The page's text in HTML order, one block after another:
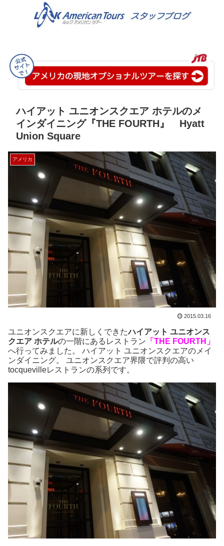
ハイアット ユニオンスクエア ホテルのメ
インダイニング『THE FOURTH』 Hyatt
Union Square
アメリカ
2015.03.16
ユニオンスクエアに新しくできたハイアット ユニオンス
クエア ホテルの一階にあるレストラン 「THE FOURTH」
へ行ってみました。 ハイアット ユニオンスクエアのメイ
ンダイニング。 ユニオンスクエア界隈で評判の高い
tocquevilleレストランの系列です。